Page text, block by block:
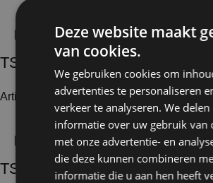
TSRV2
Artikelnummer: 25311€10,35 Excl. BTW
TSRV3
Deze website maakt
van cookies.
We gebruiken cookies om
advertenties te personaliseren
verkeer te analyseren. We delen
informatie over uw gebruik van
met onze advertentie- en
die deze kunnen combineren
informatie die u aan hen heeft